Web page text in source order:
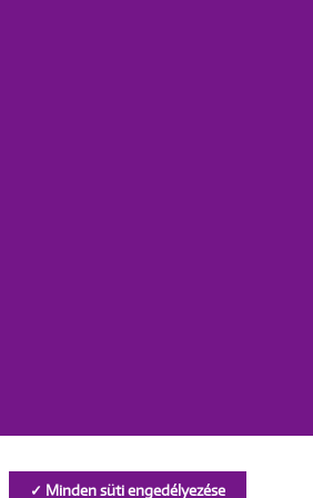
Minden süti engedélyezése